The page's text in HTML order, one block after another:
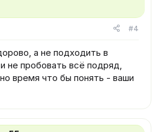
#4
а не подходить в
не пробовать всё подряд,
время что бы понять - ваши